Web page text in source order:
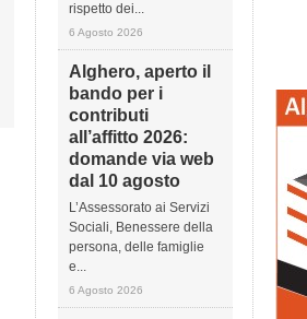
rispetto dei...
6 Agosto 2026
Alghero, aperto il
bando per i
contributi
all’affitto 2026:
domande via web
dal 10 agosto
L’Assessorato ai Servizi
Sociali, Benessere della
persona, delle famiglie
e...
6 Agosto 2026